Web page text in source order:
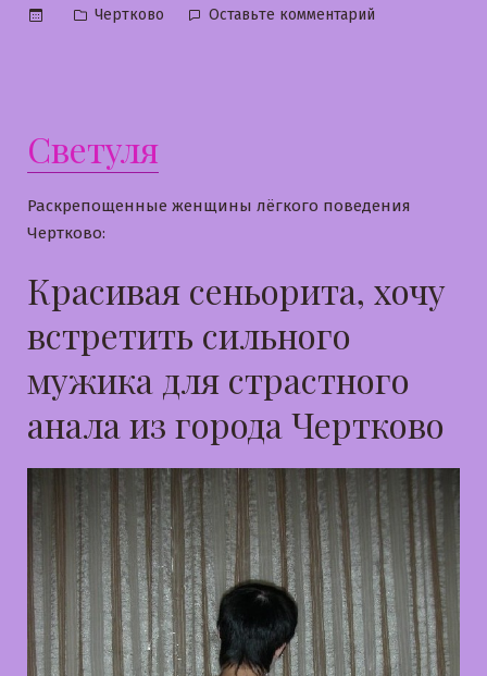
Опубликовано
Чертково Оставьте комментарий
Светуля
Раскрепощенные женщины лёгкого поведения
Чертково:
Красивая сеньорита, хочу
встретить сильного
мужика для страстного
анала из города Чертково